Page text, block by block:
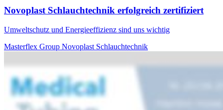
Novoplast Schlauchtechnik erfolgreich zertifiziert
Umweltschutz und Energieeffizienz sind uns wichtig
Masterflex Group Novoplast Schlauchtechnik